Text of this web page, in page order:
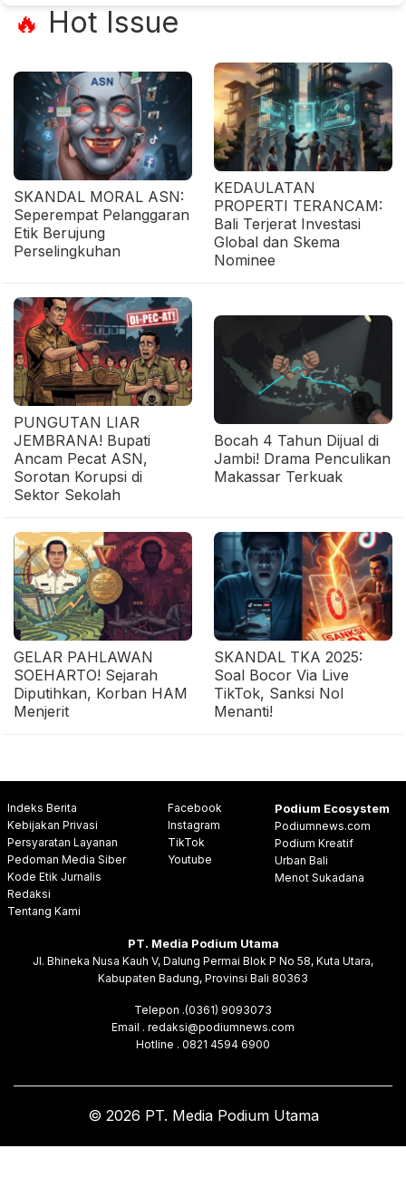
🔥 Hot Issue
SKANDAL MORAL ASN:
Seperempat Pelanggaran
Etik Berujung
Perselingkuhan
KEDAULATAN
PROPERTI TERANCAM:
Bali Terjerat Investasi
Global dan Skema
Nominee
PUNGUTAN LIAR
JEMBRANA! Bupati
Ancam Pecat ASN,
Sorotan Korupsi di
Sektor Sekolah
Bocah 4 Tahun Dijual di
Jambi! Drama Penculikan
Makassar Terkuak
GELAR PAHLAWAN
SOEHARTO! Sejarah
Diputihkan, Korban HAM
Menjerit
SKANDAL TKA 2025:
Soal Bocor Via Live
TikTok, Sanksi Nol
Menanti!
Indeks Berita
Kebijakan Privasi
Persyaratan Layanan
Pedoman Media Siber
Kode Etik Jurnalis
Redaksi
Tentang Kami
Facebook
Instagram
TikTok
Youtube
Podium Ecosystem
Podiumnews.com
Podium Kreatif
Urban Bali
Menot Sukadana
PT. Media Podium Utama
Jl. Bhineka Nusa Kauh V, Dalung Permai Blok P No 58, Kuta Utara,
Kabupaten Badung, Provinsi Bali 80363
Telepon .(0361) 9093073
Email . redaksi@podiumnews.com
Hotline . 0821 4594 6900
© 2026 PT. Media Podium Utama